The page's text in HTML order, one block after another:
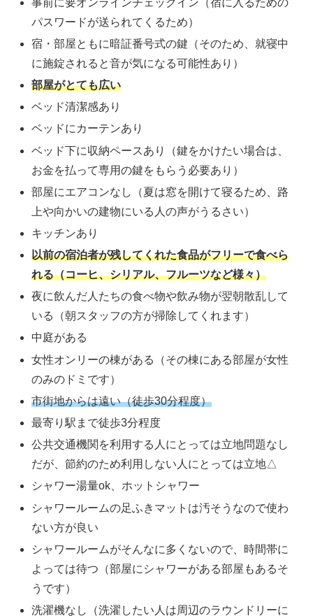
パスワードが送られてくるため）
宿・部屋ともに暗証番号式の鍵（そのため、就寝中
に施錠されると音が気になる可能性あり）
部屋がとても広い
ベッド清潔感あり
ベッドにカーテンあり
ベッド下に収納ペースあり（鍵をかけたい場合は、
お金を払って専用の鍵をもらう必要あり）
部屋にエアコンなし（夏は窓を開けて寝るため、路
上や向かいの建物にいる人の声がうるさい）
キッチンあり
以前の宿泊者が残してくれた食品がフリーで食べら
れる（コーヒ、シリアル、フルーツなど様々）
夜に飲んだ人たちの食べ物や飲み物が翌朝散乱して
いる（朝スタッフの方が掃除してくれます）
中庭がある
女性オンリーの棟がある（その棟にある部屋が女性
のみのドミです）
市街地からは遠い（徒歩30分程度）
最寄り駅まで徒歩3分程度
公共交通機関を利用する人にとっては立地問題なし
だが、節約のため利用しない人にとっては立地△
シャワー湯量ok、ホットシャワー
シャワールームの足ふきマットは汚そうなので使わ
ない方が良い
シャワールームがそんなに多くないので、時間帯に
よっては待つ（部屋にシャワーがある部屋もあるそ
うです）
洗濯機なし（洗濯したい人は周辺のラウンドリーに